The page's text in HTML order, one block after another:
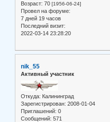
Возраст: 70 [1956-06-24]
Провел на форуме:
7 дней 19 часов
Последний визит:
2022-03-14 23:28:20
nik_55
Активный участник
Откуда: Калининград
Зарегистрирован: 2008-01-04
Приглашений: 0
Сообщений: 571